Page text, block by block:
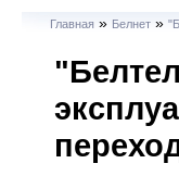
Главная » Белнет »